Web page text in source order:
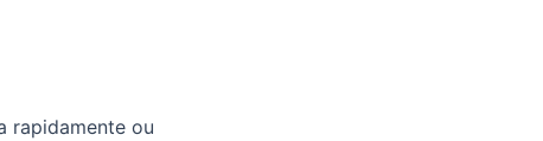
rapidamente ou